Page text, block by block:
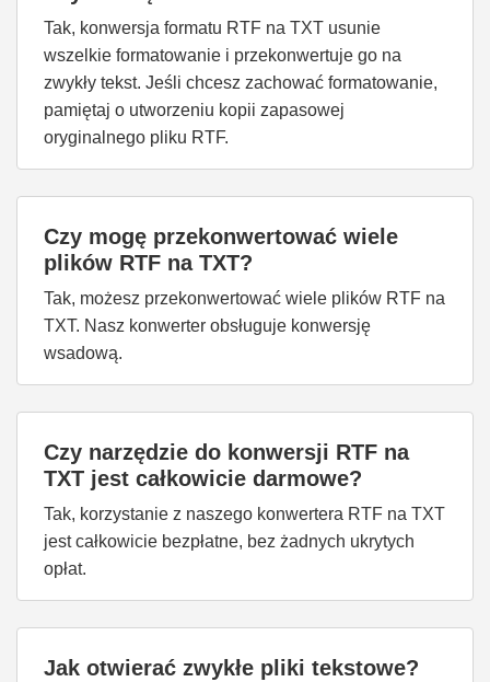
Tak, konwersja formatu RTF na TXT usunie
wszelkie formatowanie i przekonwertuje go na
zwykły tekst. Jeśli chcesz zachować formatowanie,
pamiętaj o utworzeniu kopii zapasowej
oryginalnego pliku RTF.
Czy mogę przekonwertować wiele
plików RTF na TXT?
Tak, możesz przekonwertować wiele plików RTF na
TXT. Nasz konwerter obsługuje konwersję
wsadową.
Czy narzędzie do konwersji RTF na
TXT jest całkowicie darmowe?
Tak, korzystanie z naszego konwertera RTF na TXT
jest całkowicie bezpłatne, bez żadnych ukrytych
opłat.
Jak otwierać zwykłe pliki tekstowe?